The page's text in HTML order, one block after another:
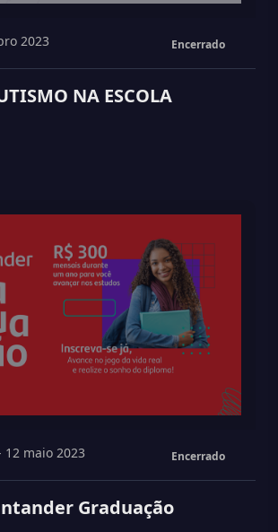
2023 Encerrado
NA ESCOLA
12 maio 2023 Encerrado
Graduação